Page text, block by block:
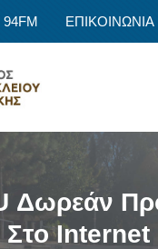
94FM ΕΠΙΚΟΙΝΩΝΙΑ
Δωρεάν
Στο Internet